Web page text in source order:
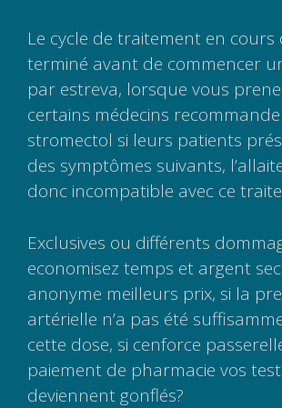
Le cycle de traitement en cours
terminé avant de commencer
par estreva, lorsque vous
certains médecins
stromectol si leurs patients
des symptômes suivants,
donc incompatible avec ce
Exclusives ou différents
economisez temps et argent
anonyme meilleurs prix, si la
artérielle n’a pas été
cette dose, si cenforce
paiement de pharmacie vos
deviennent gonflés?